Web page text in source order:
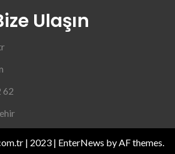
Ulaşın
62
| 2023 | EnterNews by AF themes.